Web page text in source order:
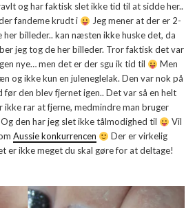
og har faktisk slet ikke tid til at sidde her..
fandeme krudt i
Jeg mener at der er 2-
her billeder.. kan næsten ikke huske det, da
jeg tog de her billeder. Tror faktisk det var
nye… men det er der sgu ik tid til
Men
og ikke kun en juleneglelak. Den var nok på
før den blev fjernet igen.. Det var så en helt
ikke rar at fjerne, medmindre man bruger
den har jeg slet ikke tålmodighed til
Vil
Aussie konkurrencen
Der er virkelig
er ikke meget du skal gøre for at deltage!